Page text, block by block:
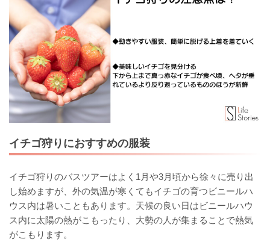
イチゴ狩りにおすすめの服装
イチゴ狩りのバスツアーはよく1月や3月頃から徐々に売り出
し始めますが、外の気温が寒くてもイチゴの育つビニールハ
ウス内は暑いこともあります。天候の良い日はビニールハウ
ス内に太陽の熱がこもったり、大勢の人が集まることで熱気
がこもります。